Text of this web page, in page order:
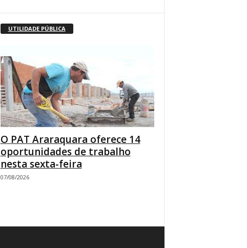
UTILIDADE PÚBLICA
O PAT Araraquara oferece 14
oportunidades de trabalho
nesta sexta-feira
07/08/2026